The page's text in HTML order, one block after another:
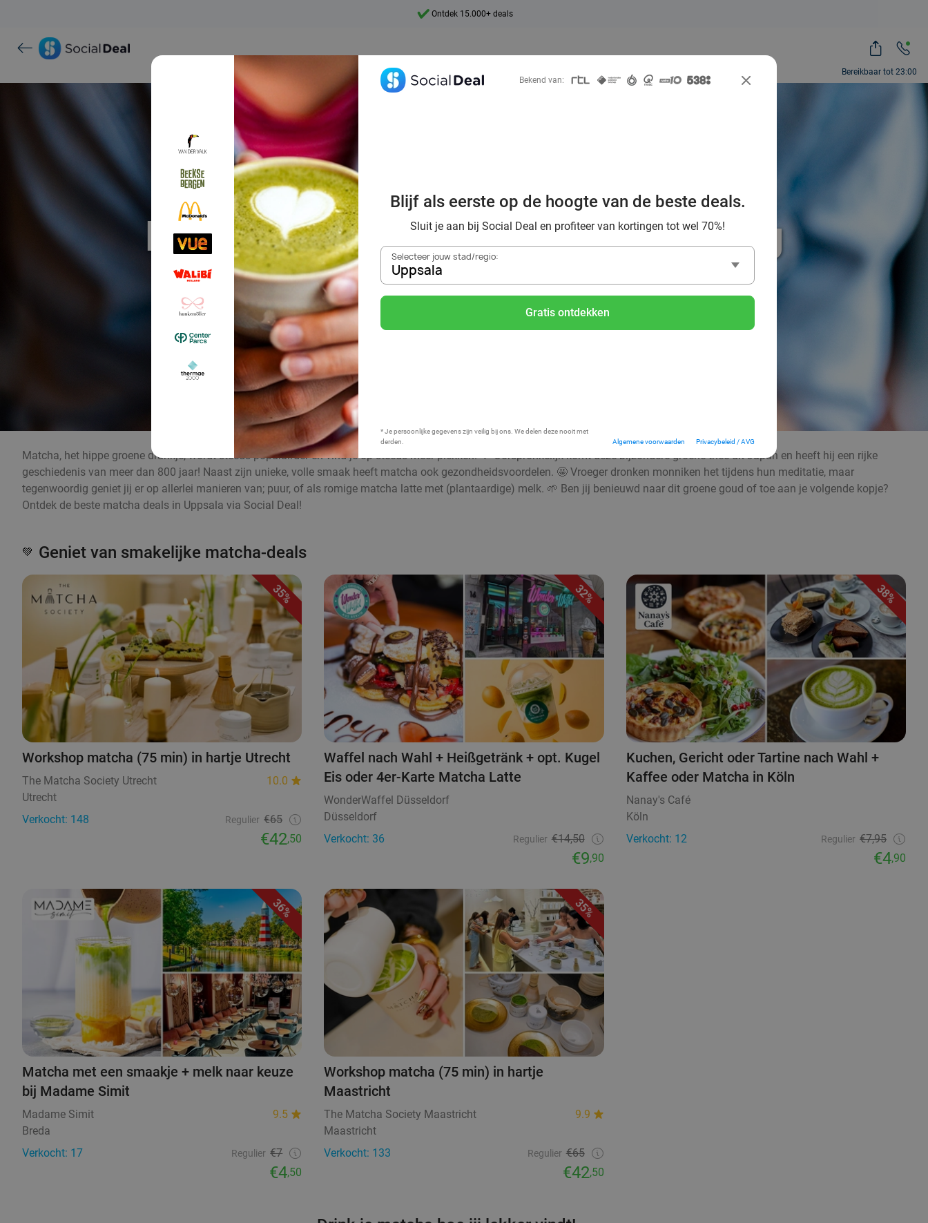
Bereikbaar tot 23:00
Ontdek 15.000+ deals
Proef matcha met wel 70% korting
Uppsala
Bekend van:
Blijf als eerste op de hoogte van de beste deals.
Sluit je aan bij Social Deal en profiteer van kortingen tot wel 70%!
Selecteer jouw stad/regio:
Uppsala
Gratis ontdekken
* Je persoonlijke gegevens zijn veilig bij ons. We delen deze nooit met
derden.
Algemene voorwaarden Privacybeleid / AVG
Matcha, het hippe groene drankje, wordt steeds populairder en vind je op steeds meer plekken. 💚 Oorspronkelijk komt deze bijzondere groene thee uit Japan en heeft hij een rijke
geschiedenis van meer dan 800 jaar! Naast zijn unieke, volle smaak heeft matcha ook gezondheidsvoordelen. 🤩 Vroeger dronken monniken het tijdens hun meditatie, maar
tegenwoordig geniet jij er op allerlei manieren van; puur, of als romige matcha latte met (plantaardige) melk. 🌱 Ben jij benieuwd naar dit groene goud of toe aan je volgende kopje?
Ontdek de beste matcha deals in Uppsala via Social Deal!
💚 Geniet van smakelijke matcha-deals
35%
Workshop matcha (75 min) in hartje Utrecht
The Matcha Society Utrecht
10.0
Utrecht
Verkocht: 148
Regulier €65
€42,50
32%
Waffel nach Wahl + Heißgetränk + opt. Kugel
Eis oder 4er-Karte Matcha Latte
WonderWaffel Düsseldorf
Düsseldorf
Verkocht: 36
Regulier €14,50
€9,90
38%
Kuchen, Gericht oder Tartine nach Wahl +
Kaffee oder Matcha in Köln
Nanay's Café
Köln
Verkocht: 12
Regulier €7,95
€4,90
36%
Matcha met een smaakje + melk naar keuze
bij Madame Simit
Madame Simit
9.5
Breda
Verkocht: 17
Regulier €7
€4,50
35%
Workshop matcha (75 min) in hartje
Maastricht
The Matcha Society Maastricht
9.9
Maastricht
Verkocht: 133
Regulier €65
€42,50